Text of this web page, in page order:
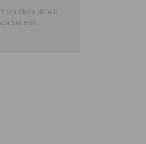
Ich biete dir ein
bei mir!